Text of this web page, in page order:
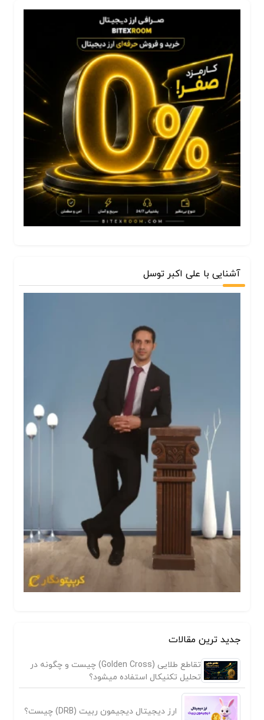
آشنایی با علی اکبر توسل
جدید ترین مقالات
تقاطع طلایی (Golden Cross) چیست و چگونه در
تحلیل تکنیکال استفاده میشود؟
ارز دیجیتال دیجیمون ربیت (DRB) چیست؟